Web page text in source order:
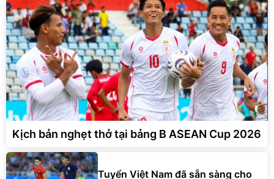
Kịch bản nghẹt thở tại bảng B ASEAN Cup 2026
Tuyển Việt Nam đã sẵn sàng cho